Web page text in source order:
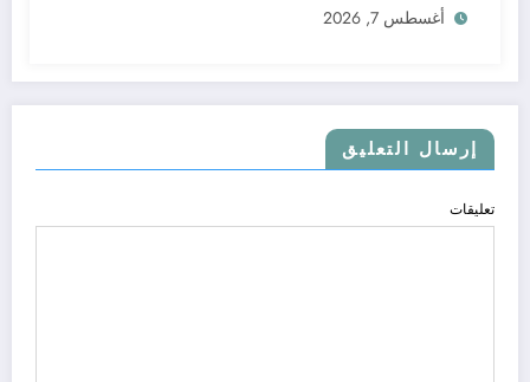
أغسطس 7, 2026
إرسال التعليق
تعليقات